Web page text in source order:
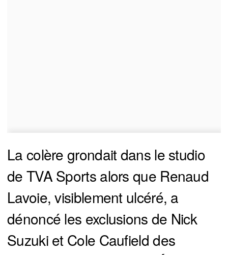
La colère grondait dans le studio
de TVA Sports alors que Renaud
Lavoie, visiblement ulcéré, a
dénoncé les exclusions de Nick
Suzuki et Cole Caufield des